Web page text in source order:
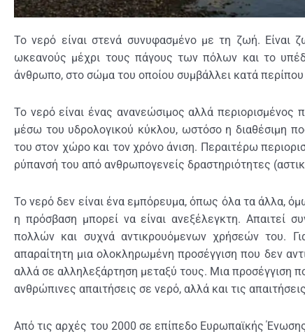
Το νερό είναι στενά συνυφασμένο με τη ζωή. Είναι
ωκεανούς μέχρι τους πάγους των πόλων και το
άνθρωπο, στο σώμα του οποίου συμβάλλει κατά περίπου
Το νερό είναι ένας ανανεώσιμος αλλά
μέσω του υδρολογικού κύκλου, ωστόσο η διαθέσιμη
του στον χώρο και τον χρόνο άνιση. Περαιτέρω
ρύπανσή του από ανθρωπογενείς δραστηριότητες
Το νερό δεν είναι ένα εμπόρευμα, όπως όλα τα άλλα,
η πρόσβαση μπορεί να είναι ανεξέλεγκτη. Απαιτεί
πολλών και συχνά αντικρουόμενων χρήσεών του.
απαραίτητη μια ολοκληρωμένη προσέγγιση που δεν
αλλά σε αλληλεξάρτηση μεταξύ τους. Μια προσέγγιση
ανθρώπινες απαιτήσεις σε νερό, αλλά και τις
Από τις αρχές του 2000 σε επίπεδο Ευρωπαϊκής